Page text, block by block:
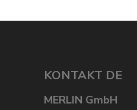
KONTAKT DE
MERLIN GmbH